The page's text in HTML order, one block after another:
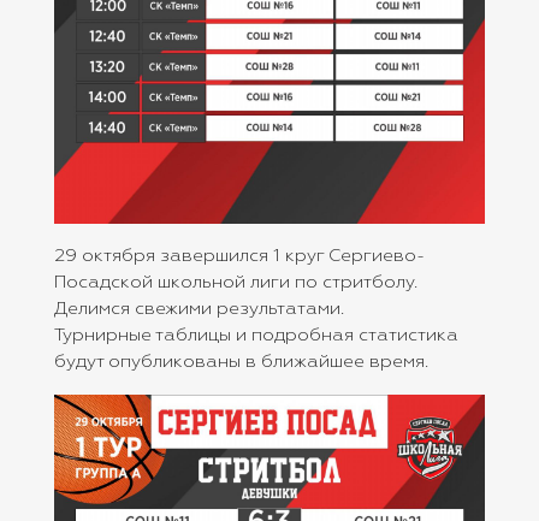
29 октября завершился 1 круг Сергиево-
Посадской школьной лиги по стритболу.
Делимся свежими результатами.
Турнирные таблицы и подробная статистика
будут опубликованы в ближайшее время.